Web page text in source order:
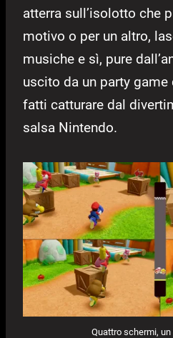
atterra sull’isolotto che
motivo o per un altro,
musiche e sì, pure
uscito da un party
fatti catturare dal
salsa Nintendo.
Quattro schermi,